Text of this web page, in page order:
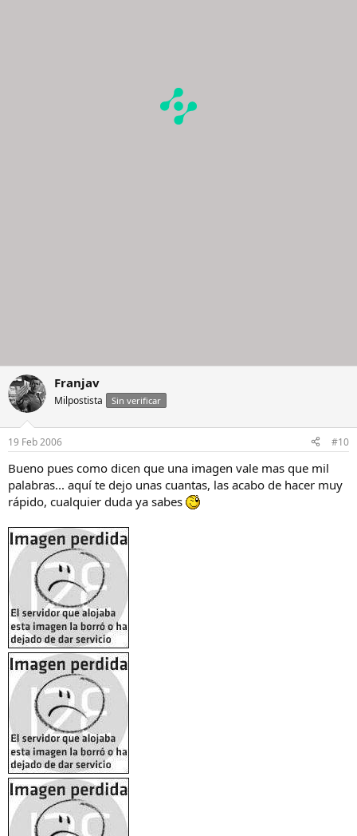
Franjav
Milpostista Sin verificar
19 Feb 2006 #10
Bueno pues como dicen que una imagen vale mas que mil
palabras... aquí te dejo unas cuantas, las acabo de hacer muy
rápido, cualquier duda ya sabes